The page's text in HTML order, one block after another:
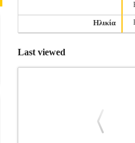
Ηλικία
Last viewed